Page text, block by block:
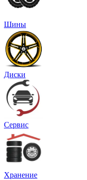
Шины
Диски
Сервис
Хранение